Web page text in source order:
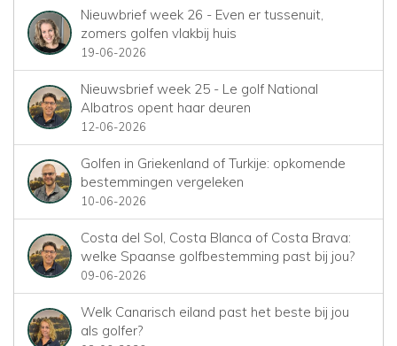
Nieuwbrief week 26 - Even er tussenuit,
zomers golfen vlakbij huis
19-06-2026
Nieuwsbrief week 25 - Le golf National
Albatros opent haar deuren
12-06-2026
Golfen in Griekenland of Turkije: opkomende
bestemmingen vergeleken
10-06-2026
Costa del Sol, Costa Blanca of Costa Brava:
welke Spaanse golfbestemming past bij jou?
09-06-2026
Welk Canarisch eiland past het beste bij jou
als golfer?